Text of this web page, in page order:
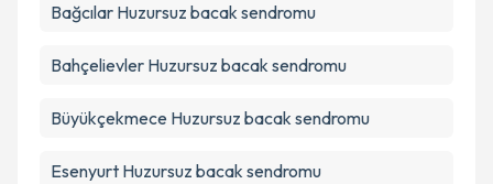
Bağcılar Huzursuz bacak sendromu
Bahçelievler Huzursuz bacak sendromu
Büyükçekmece Huzursuz bacak sendromu
Esenyurt Huzursuz bacak sendromu